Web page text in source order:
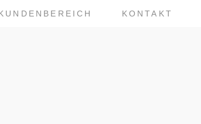
KONTAKT